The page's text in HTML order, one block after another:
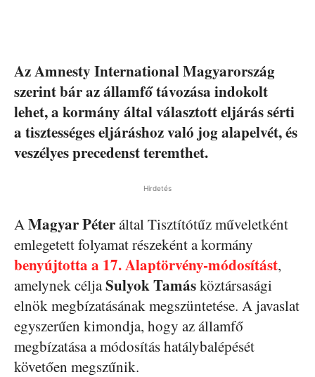
Az Amnesty International Magyarország
szerint bár az államfő távozása indokolt
lehet, a kormány által választott eljárás sérti
a tisztességes eljáráshoz való jog alapelvét, és
veszélyes precedenst teremthet.
Hirdetés
AMagyar Péteráltal Tisztítótűz műveletként
emlegetett folyamat részeként a kormány
benyújtotta a 17. Alaptörvény-módosítást,
amelynek céljaSulyok Tamásköztársasági
elnök megbízatásának megszüntetése. A javaslat
egyszerűen kimondja, hogy az államfő
megbízatása a módosítás hatálybalépését
követően megszűnik.